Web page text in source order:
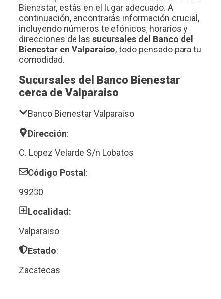
Bienestar, estás en el lugar adecuado. A
continuación, encontrarás información crucial,
incluyendo números telefónicos, horarios y
direcciones de las sucursales del Banco del
Bienestar en Valparaiso, todo pensado para tu
comodidad.
Sucursales del Banco Bienestar
cerca de Valparaiso
Banco Bienestar Valparaiso
Dirección:
C. Lopez Velarde S/n Lobatos
Código Postal:
99230
Localidad:
Valparaiso
Estado:
Zacatecas